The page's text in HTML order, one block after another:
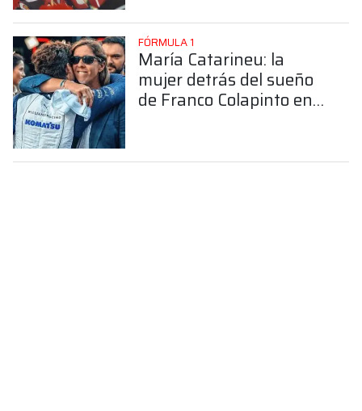
FÓRMULA 1
María Catarineu: la
mujer detrás del sueño
de Franco Colapinto en